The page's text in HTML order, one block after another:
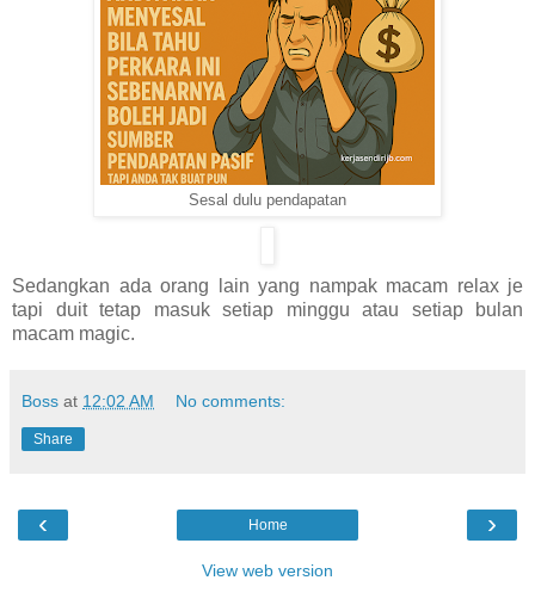
Sesal dulu pendapatan
Sedangkan ada orang lain yang nampak macam relax je
tapi duit tetap masuk setiap minggu atau setiap bulan
macam magic.
Boss at 12:02 AM No comments:
Share
‹ ›
Home
View web version